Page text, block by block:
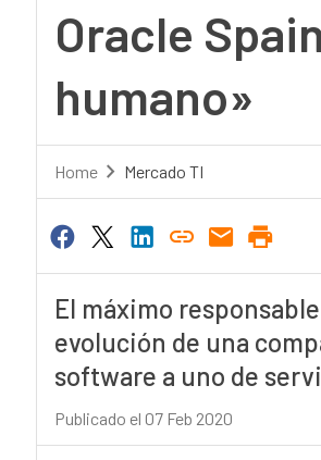
Oracle
humano»
Home Mercado TI
El máximo
evolución de una
software a uno de
Publicado el 07 Feb 2020